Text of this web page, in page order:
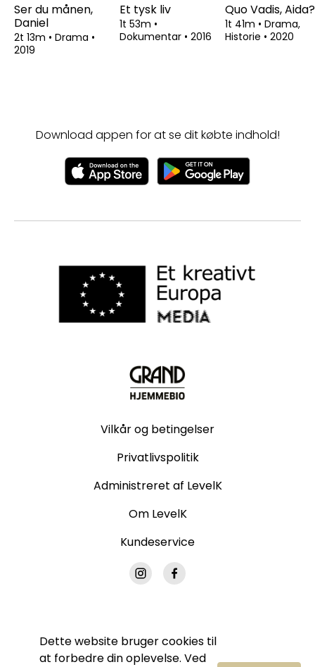
Dette website bruger cookies til
at forbedre din oplevelse. Ved
Ser du månen,
Daniel
2t 13m • Drama •
2019
Et tysk liv
1t 53m •
Dokumentar • 2016
Quo Vadis, Aida?
1t 41m • Drama,
Historie • 2020
Download appen for at se dit købte indhold!
Vilkår og betingelser
Privatlivspolitik
Administreret af LevelK
Om LevelK
Kundeservice
© Grand Hjemmebio. Alle rettigheder forbeholdes.